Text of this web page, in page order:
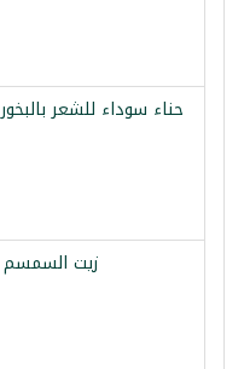
حناء سوداء للشعر بالبخور
زيت السمسم